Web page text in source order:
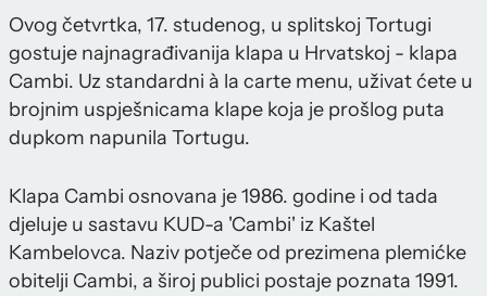
Ovog četvrtka, 17. studenog, u splitskoj Tortugi
gostuje najnagrađivanija klapa u Hrvatskoj - klapa
Cambi. Uz standardni à la carte menu, uživat ćete u
brojnim uspješnicama klape koja je prošlog puta
dupkom napunila Tortugu.
Klapa Cambi osnovana je 1986. godine i od tada
djeluje u sastavu KUD-a 'Cambi' iz Kaštel
Kambelovca. Naziv potječe od prezimena plemićke
obitelji Cambi, a široj publici postaje poznata 1991.